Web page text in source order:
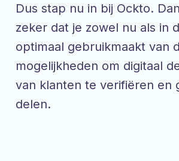
Dus stap nu in bij Ockto.
zeker dat je zowel nu als in
optimaal gebruikmaakt van
mogelijkheden om digitaal
van klanten te verifiëren en
delen.